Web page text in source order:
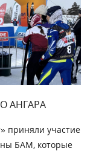
АНГАРА
приняли участие
БАМ, которые